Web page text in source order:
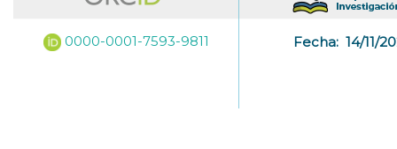
0000-0001-7593-9811 Fecha: 14/11/